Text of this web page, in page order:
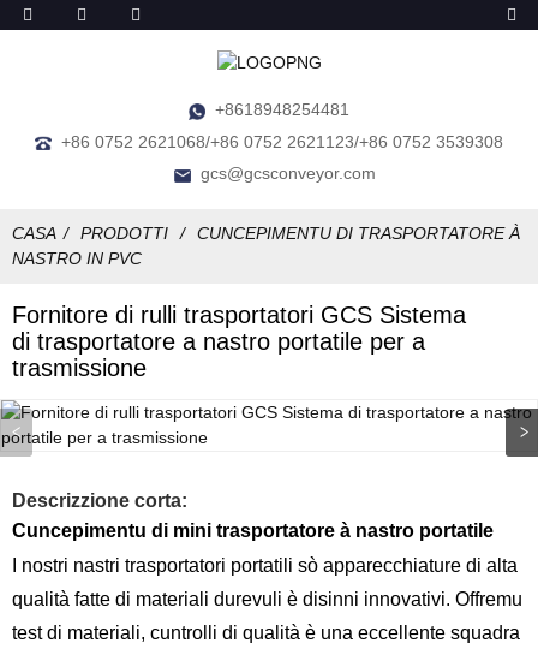
+8618948254481
+86 0752 2621068/+86 0752 2621123/+86 0752 3539308
gcs@gcsconveyor.com
CASA PRODOTTI
CUNCEPIMENTU DI TRASPORTATORE À
NASTRO IN PVC
Fornitore di rulli trasportatori GCS Sistema
di trasportatore a nastro portatile per a
trasmissione
Descrizzione corta:
Cuncepimentu di mini trasportatore à nastro portatile
I nostri nastri trasportatori portatili sò apparecchiature di alta
qualità fatte di materiali durevuli è disinni innovativi. Offremu
test di materiali, cuntrolli di qualità è una eccellente squadra